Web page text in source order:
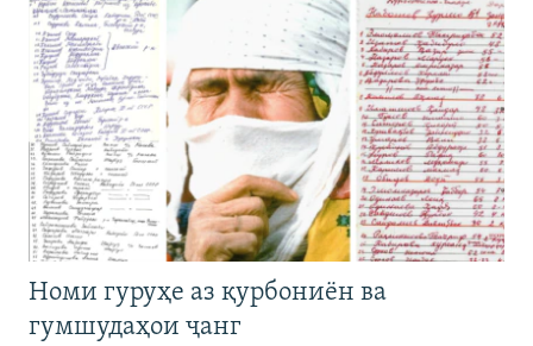
Номи гуруҳе аз қурбониён ва
гумшудаҳои ҷанг